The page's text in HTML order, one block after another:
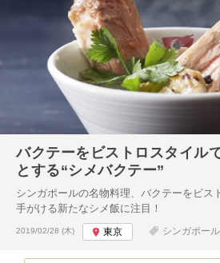
バクテーをビストロスタイル
とする“シメバクテー”
シンガポールの名物料理、バクテーをビス
手がける新たなシメ飯に注目！
投稿日:
2019/02/28 (木) 東京 シンガポー